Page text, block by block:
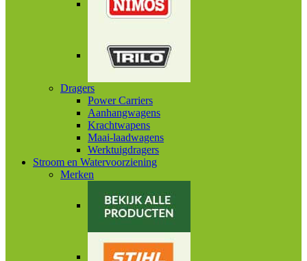
Dragers
Power Carriers
Aanhangwagens
Krachtwapens
Maai-laadwagens
Werktuigdragers
Stroom en Watervoorziening
Merken